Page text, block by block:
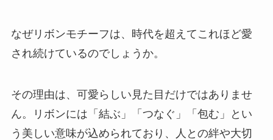
なぜリボンモチーフは、時代を超えてこれほど愛
され続けているのでしょうか。
その理由は、可愛らしい見た目だけではありませ
ん。リボンには「結ぶ」「つなぐ」「包む」とい
う美しい意味が込められており、人との絆や大切